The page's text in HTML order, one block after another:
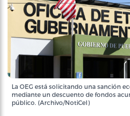
La OEG está solicitando una sanción
mediante un descuento de fondos
público. (Archivo/NotiCel)